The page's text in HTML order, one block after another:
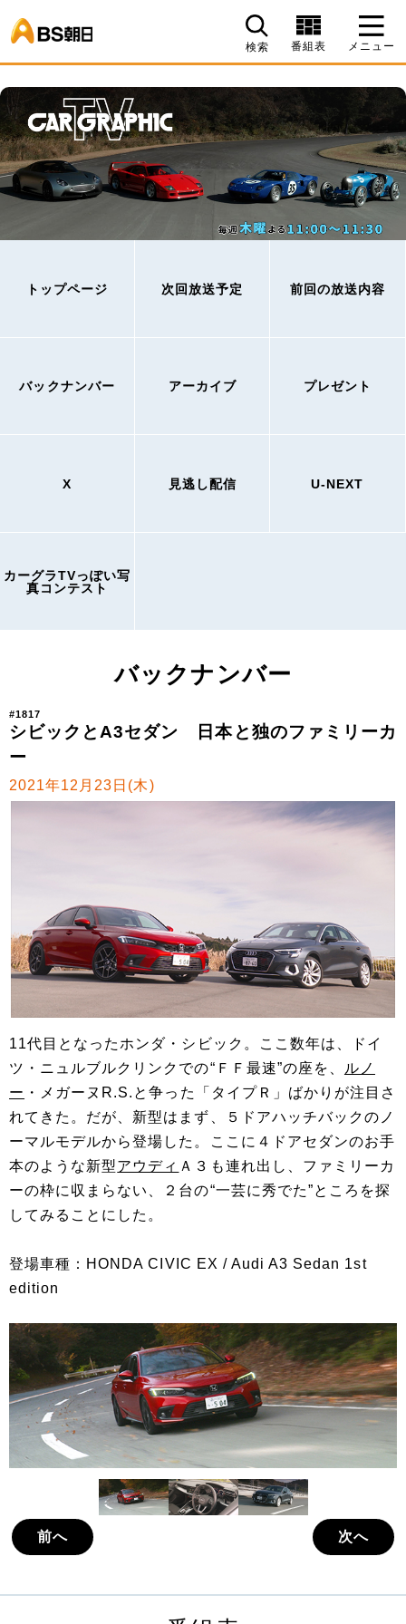
検索 番組表 メニュー
トップページ 次回放送予定 前回の放送内容
バックナンバー アーカイブ プレゼント
X 見逃し配信 U-NEXT
カーグラTVっぽい写
真コンテスト
バックナンバー
#1817
シビックとA3セダン 日本と独のファミリーカ
ー
2021年12月23日(木)
11代目となったホンダ・シビック。ここ数年は、ドイ
ツ・ニュルブルクリンクでの“ＦＦ最速”の座を、
ルノ
ー ・メガーヌR.S.と争った「タイプＲ」ばかりが注目さ
れてきた。だが、新型はまず、５ドアハッチバックのノ
ーマルモデルから登場した。ここに４ドアセダンのお手
本のような新型アウディ Ａ３も連れ出し、ファミリーカ
ーの枠に収まらない、２台の“一芸に秀でた”ところを探
してみることにした。
登場車種：HONDA CIVIC EX / Audi A3 Sedan 1st
edition
前へ 次へ